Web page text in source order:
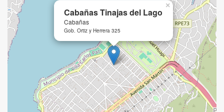
Cabañas Tinajas del Lago
Cabañas
Gob. Ortiz y Herrera 325
×